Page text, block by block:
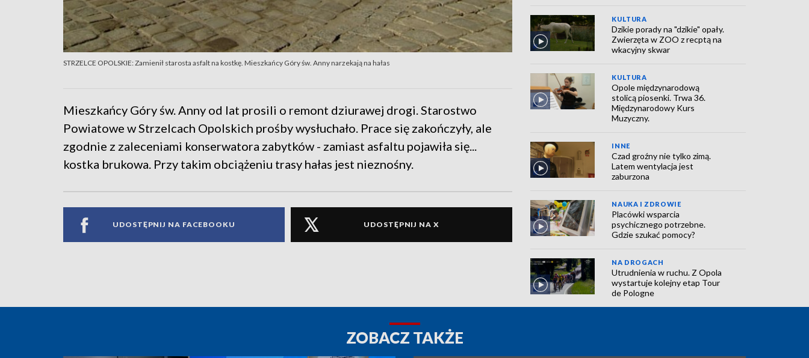
STRZELCE OPOLSKIE: Zamienił starosta asfalt na kostkę. Mieszkańcy Góry św. Anny narzekają na hałas
Mieszkańcy Góry św. Anny od lat prosili o remont dziurawej drogi. Starostwo
Powiatowe w Strzelcach Opolskich prośby wysłuchało. Prace się zakończyły, ale
zgodnie z zaleceniami konserwatora zabytków - zamiast asfaltu pojawiła się...
kostka brukowa. Przy takim obciążeniu trasy hałas jest nieznośny.
UDOSTĘPNIJ NA FACEBOOKU UDOSTĘPNIJ NA X
KULTURA
Dzikie porady na "dzikie" opały.
Zwierzęta w ZOO z recptą na
wkacyjny skwar
KULTURA
Opole międzynarodową
stolicą piosenki. Trwa 36.
Międzynarodowy Kurs
Muzyczny.
INNE
Czad groźny nie tylko zimą.
Latem wentylacja jest
zaburzona
NAUKA I ZDROWIE
Placówki wsparcia
psychicznego potrzebne.
Gdzie szukać pomocy?
NA DROGACH
Utrudnienia w ruchu. Z Opola
wystartuje kolejny etap Tour
de Pologne
ZOBACZ TAKŻE